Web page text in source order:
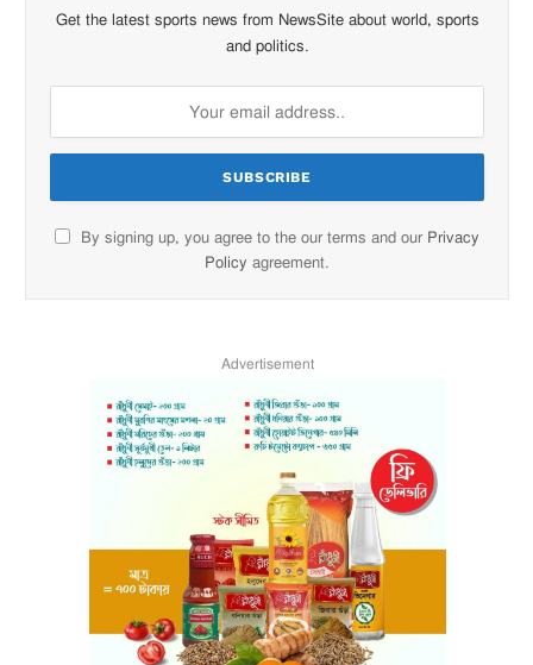
Get the latest sports news from NewsSite about world, sports
and politics.
By signing up, you agree to the our terms and our Privacy
Policy agreement.
Advertisement